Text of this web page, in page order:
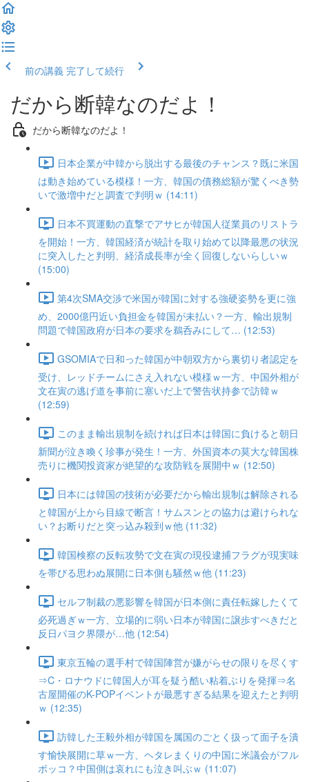
前の講義 完了して続行
だから断韓なのだよ！
だから断韓なのだよ！
日本企業が中韓から脱出する最後のチャンス？既に米国
は動き始めている模様！一方、韓国の債務総額が驚くべき勢
いで激増中だと調査で判明ｗ (14:11)
日本不買運動の直撃でアサヒが韓国人従業員のリストラ
を開始！一方、韓国経済が統計を取り始めて以降最悪の状況
に突入したと判明、経済成長率が全く回復しないらしいｗ
(15:00)
第4次SMA交渉で米国が韓国に対する強硬姿勢を更に強
め、2000億円近い負担金を韓国が未払い？一方、輸出規制
問題で韓国政府が日本の要求を鵜呑みにして… (12:53)
GSOMIAで日和った韓国が中朝双方から裏切り者認定を
受け、レッドチームにさえ入れない模様ｗ一方、中国外相が
文在寅の逃げ道を事前に塞いだ上で警告状持参で訪韓ｗ
(12:59)
このまま輸出規制を続ければ日本は韓国に負けると朝日
新聞が泣き喚く珍事が発生！一方、外国資本の莫大な韓国株
売りに機関投資家が絶望的な攻防戦を展開中ｗ (12:50)
日本には韓国の技術が必要だから輸出規制は解除される
と韓国が上から目線で断言！サムスンとの協力は避けられな
い？お断りだと突っ込み殺到ｗ他 (11:32)
韓国検察の反転攻勢で文在寅の現役逮捕フラグが現実味
を帯びる思わぬ展開に日本側も騒然ｗ他 (11:23)
セルフ制裁の悪影響を韓国が日本側に責任転嫁したくて
必死過ぎｗ一方、立場的に弱い日本が韓国に譲歩すべきだと
反日パヨク界隈が…他 (12:54)
東京五輪の選手村で韓国陣営が嫌がらせの限りを尽くす
⇒C・ロナウドに韓国人が耳を疑う酷い粘着ぶりを発揮⇒名
古屋開催のK-POPイベントが最悪すぎる結果を迎えたと判明
ｗ (12:35)
訪韓した王毅外相が韓国を属国のごとく扱って面子を潰
す愉快展開に草ｗ一方、ヘタレまくりの中国に米議会がフル
ボッコ？中国側は哀れにも泣き叫ぶｗ (11:07)